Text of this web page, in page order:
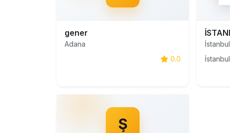
gener
Adana
0.0
İstanbul
Ş